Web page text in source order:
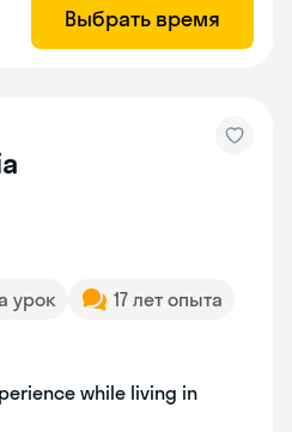
Выбрать время
урок
17 лет опыта
while living in